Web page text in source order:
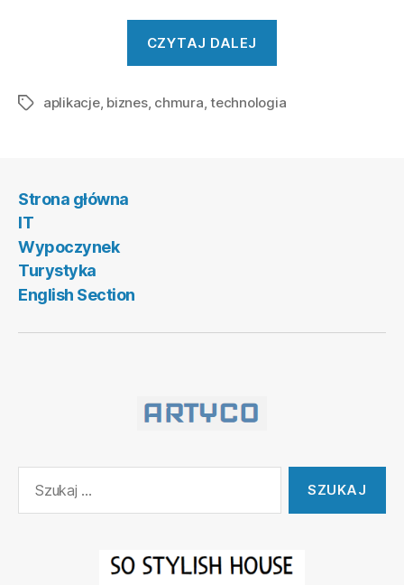
CZYTAJ DALEJ
biznesie”
Tagiaplikacje, biznes, chmura,technologia
Strona główna
IT
Wypoczynek
Turystyka
English Section